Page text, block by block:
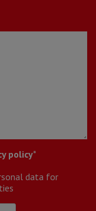
policy*
data for